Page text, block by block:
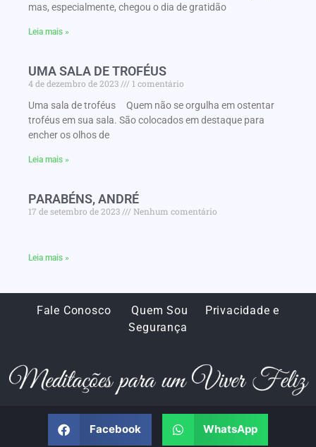
mas, especialmente, chegou o dia de gratidão
Leia mais »
UMA SALA DE TROFÉUS
4 de dezembro de 2023
1 comentário
Uma sala de troféus Quem não se orgulha em ostentar
troféus em sua sala. São colocados em destaque para
encher os olhos de
Leia mais »
PARABÉNS, ANDRÉ
17 de setembro de 2023 Nenhum comentário
Leia mais »
Fale Conosco Quem Sou
Privacidade e
Segurança
Facebook WhatsApp